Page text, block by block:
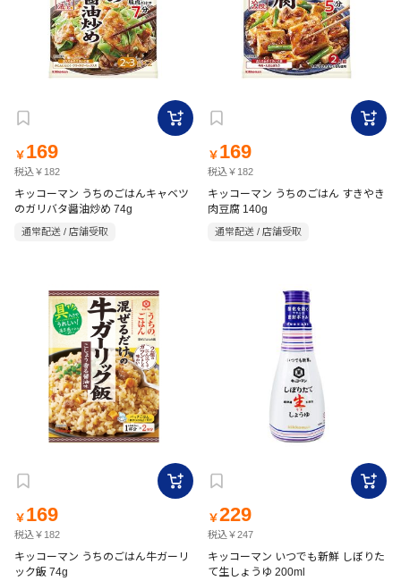
￥ 169
税込￥182
キッコーマン うちのごはんキャベツ
のガリバタ醤油炒め 74g
通常配送 / 店舗受取
￥ 169
税込￥182
キッコーマン うちのごはん すきやき
肉豆腐 140g
通常配送 / 店舗受取
￥ 169
税込￥182
キッコーマン うちのごはん牛ガーリ
ック飯 74g
￥229
税込￥247
キッコーマン いつでも新鮮 しぼりた
て生しょうゆ 200ml